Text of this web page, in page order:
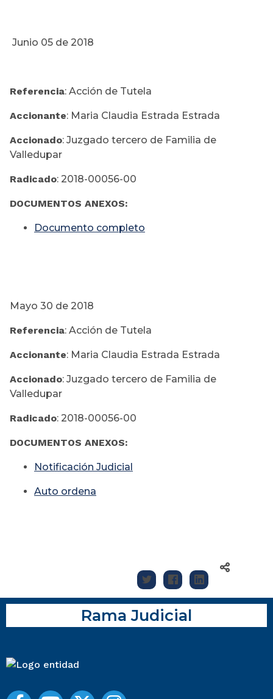
Junio 05 de 2018
Referencia: Acción de Tutela
Accionante: Maria Claudia Estrada Estrada
Accionado: Juzgado tercero de Familia de
Valledupar
Radicado: 2018-00056-00
DOCUMENTOS ANEXOS:
Documento completo
Mayo 30 de 2018
Referencia: Acción de Tutela
Accionante: Maria Claudia Estrada Estrada
Accionado: Juzgado tercero de Familia de
Valledupar
Radicado: 2018-00056-00
DOCUMENTOS ANEXOS:
Notificación Judicial
Auto ordena
Rama Judicial